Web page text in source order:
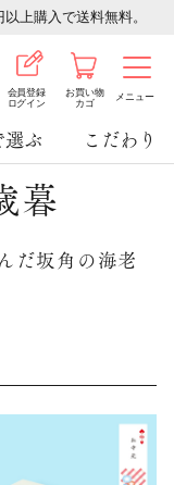
上購入で送料無料。
会員登録
ログイン
お買い物
カゴ
メニュー
ぶ こだわり
暮
だ坂角の海老